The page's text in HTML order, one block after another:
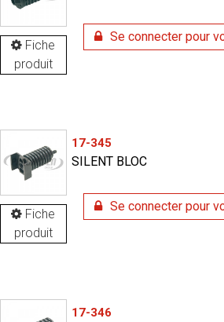
Fiche
produit
Se connecter pour
Fiche
produit
17-345
SILENT BLOC
Se connecter pour
17-346